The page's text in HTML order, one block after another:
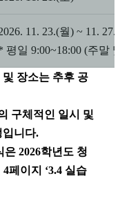
11. 23.(월) ~ 11. 27.(
평일 9:00~18:00 (주말
장소는 추후 공
구체적인 일시 및
입니다.
은2026학년도 청
4페이지 ‘3.4 실습